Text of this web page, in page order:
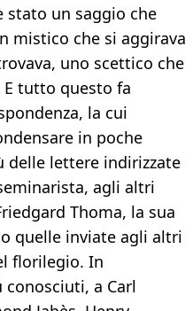
stato un saggio che
mistico che si aggirava
uno scettico che
E tutto questo fa
la cui
in poche
delle lettere indirizzate
agli altri
Thoma, la sua
quelle inviate agli altri
florilegio. In
a Carl